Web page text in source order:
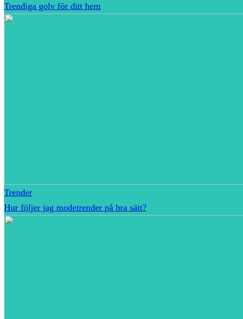
Trendiga golv för ditt hem
Trender
Hur följer jag modetrender på bra sätt?